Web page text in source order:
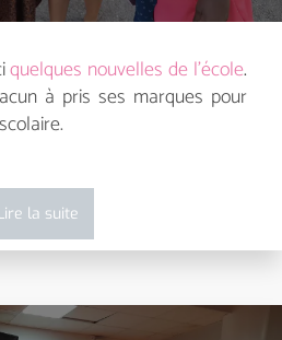
quelques nouvelles de l’école.
à pris ses marques pour
la suite